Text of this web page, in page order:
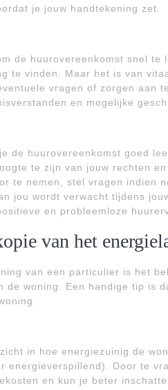
je jouw handtekening zet.
de huurovereenkomst snel te
te vinden. Maar het is van
vragen of zorgen aan
en mogelijke
de huurovereenkomst goed
te zijn van jouw rechten
te nemen, stel vragen indien
jou wordt verwacht tijdens
en probleemloze
van het
van een particulier is het
de woning. Een handige tip is
in hoe energiezuinig de
energieverspillend). Door te
en kun je beter